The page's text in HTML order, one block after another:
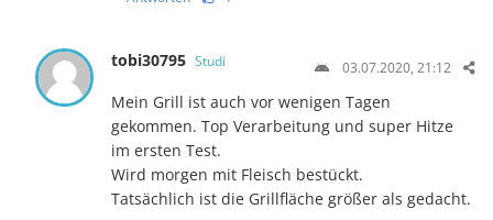
tobi30795 Studi 03.07.2020, 21:12
Mein Grill ist auch vor wenigen Tagen
gekommen. Top Verarbeitung und super Hitze
im ersten Test.
Wird morgen mit Fleisch bestückt.
Tatsächlich ist die Grillfläche größer als gedacht.